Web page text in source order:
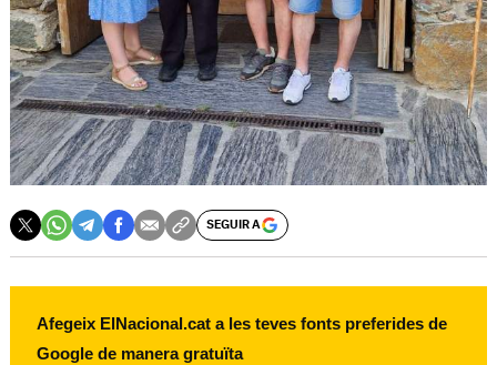
SEGUIR A
Afegeix ElNacional.cat a les teves fonts preferides de
Google de manera gratuïta